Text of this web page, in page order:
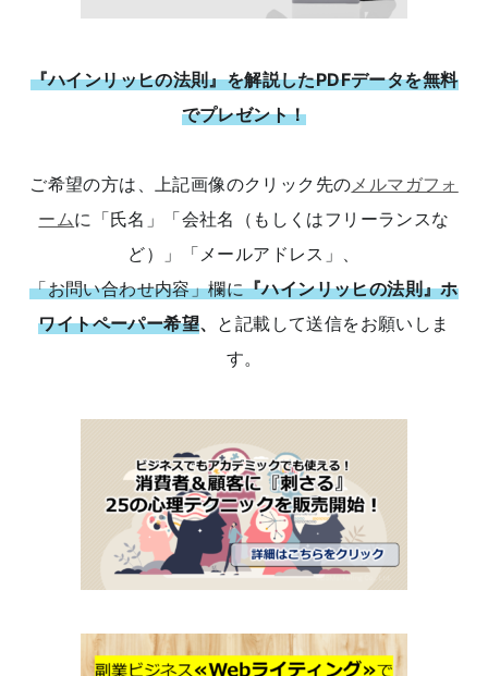
『ハインリッヒの法則』を解説したPDFデータを無料
でプレゼント！
ご希望の方は、上記画像のクリック先の メルマガフォ
ームに「氏名」「会社名（もしくはフリーランスな
ど）」「メールアドレス」、
「お問い合わせ内容」欄に『ハインリッヒの法則』ホ
ワイトペーパー希望、 と記載して送信をお願いしま
す。